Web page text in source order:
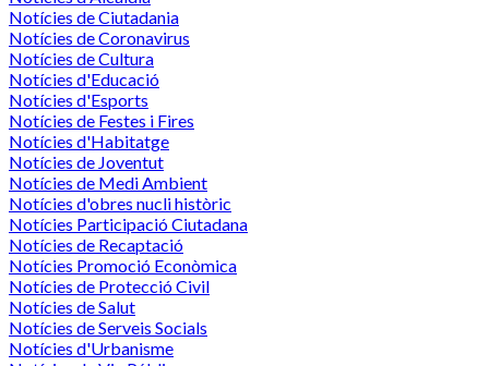
Notícies de Ciutadania
Notícies de Coronavirus
Notícies de Cultura
Notícies d'Educació
Notícies d'Esports
Notícies de Festes i Fires
Notícies d'Habitatge
Notícies de Joventut
Notícies de Medi Ambient
Notícies d'obres nucli històric
Notícies Participació Ciutadana
Notícies de Recaptació
Notícies Promoció Econòmica
Notícies de Protecció Civil
Notícies de Salut
Notícies de Serveis Socials
Notícies d'Urbanisme